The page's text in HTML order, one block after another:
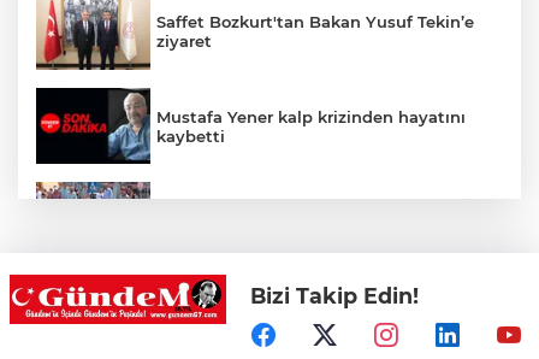
Saffet Bozkurt'tan Bakan Yusuf Tekin’e
ziyaret
Mustafa Yener kalp krizinden hayatını
kaybetti
Zonguldak'ta Rüzgarlımeşe İlkokulu'nun
yıkımı gerçekleştirildi!
Bizi Takip Edin!